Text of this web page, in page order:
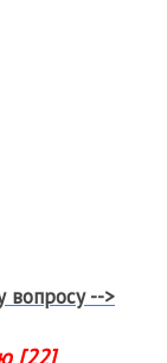
-->
[22]